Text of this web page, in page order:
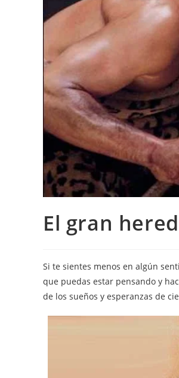
El gran
Si te sientes menos en algún
que puedas estar pensando y
de los sueños y esperanzas de